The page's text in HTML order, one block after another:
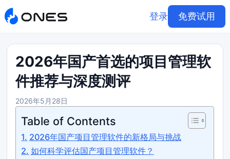
登录 免费试用
2026年国产首选的项目管理软
件推荐与深度测评
2026年5月28日
Table of Contents
2026年国产项目管理软件的新格局与挑战
如何科学评估国产项目管理软件？